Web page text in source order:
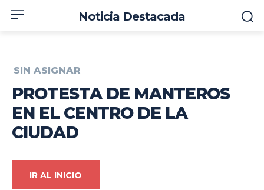
Noticia Destacada
SIN ASIGNAR
PROTESTA DE MANTEROS
EN EL CENTRO DE LA
CIUDAD
IR AL INICIO